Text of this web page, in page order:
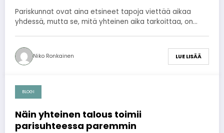
Pariskunnat ovat aina etsineet tapoja viettää aikaa
yhdessä, mutta se, mitä yhteinen aika tarkoittaa, on…
Niko Ronkainen LUE LISÄÄ
2026-07-27
BLOGI
Näin yhteinen talous toimii
parisuhteessa paremmin